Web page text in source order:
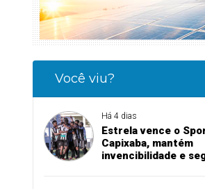
Você viu?
Há 4 dias
Estrela vence o
Capixaba, mantém
invencibilidade e